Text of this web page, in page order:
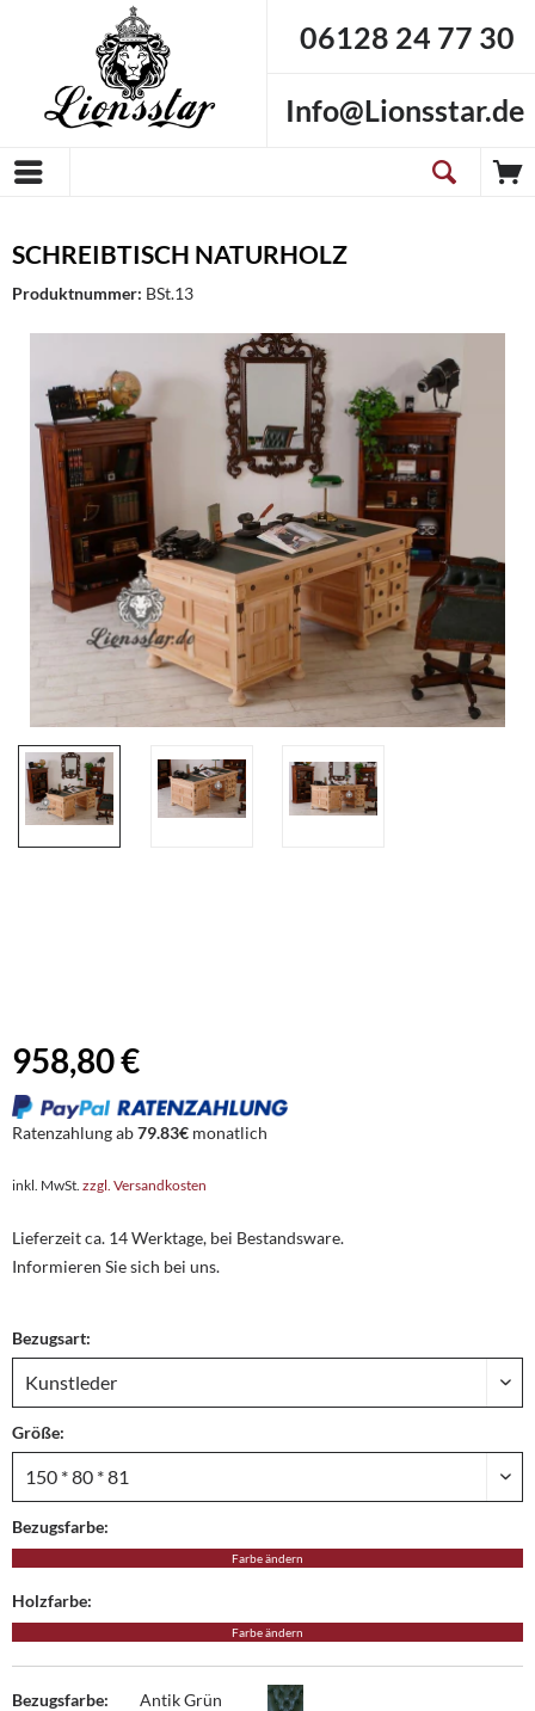
06128 24 77 30
Info@Lionsstar.de
SCHREIBTISCH NATURHOLZ
Produktnummer: BSt.13
958,80 €
Ratenzahlung ab79.83€ monatlich
inkl. MwSt. zzgl. Versandkosten
Lieferzeit ca. 14 Werktage, bei Bestandsware.
Informieren Sie sich bei uns.
Bezugsart:
Größe:
Bezugsfarbe:
Farbe ändern
Holzfarbe:
Farbe ändern
Bezugsfarbe: Antik Grün